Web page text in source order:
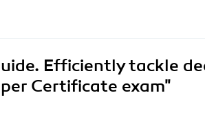
Efficiently tackle
Certificate exam"